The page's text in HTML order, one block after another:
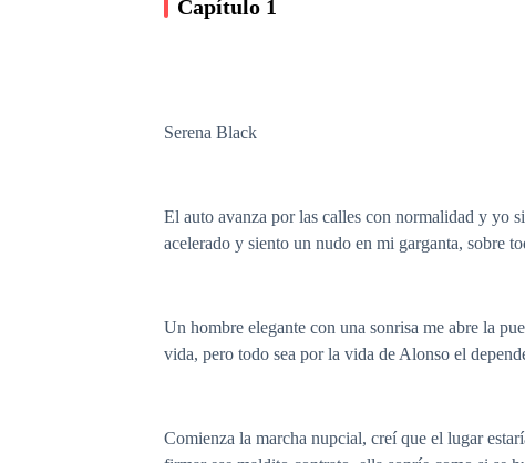
Capítulo 1
Serena Black
El auto avanza por las calles con normalidad y yo
acelerado y siento un nudo en mi garganta, sobre
Un hombre elegante con una sonrisa me abre la
vida, pero todo sea por la vida de Alonso el
Comienza la marcha nupcial, creí que el lugar